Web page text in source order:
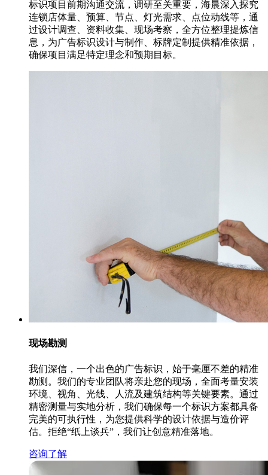
标识项目前期沟通交流，调研至关重要，海晨深入探究
连锁店体量、预算、节点、灯光需求、点位动线等，通
过设计调查、资料收集、现场考察，全方位整理提炼信
息，为广告标识设计与制作、标牌定制提供精准依据，
确保项目满足特定理念和预期目标。
现场勘测
我们深信，一个出色的广告标识，始于毫厘不差的精准
勘测。我们的专业团队将亲赴您的现场，全面考量安装
环境、视角、光线、人流及建筑结构等关键要素。通过
精密测量与实地分析，我们确保每一个标识方案都具备
完美的可执行性，为您提供科学的设计依据与造价评
估。拒绝“纸上谈兵”，我们让创意精准落地。
咨询了解